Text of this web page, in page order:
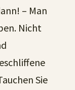
– Man
Nicht
Sie